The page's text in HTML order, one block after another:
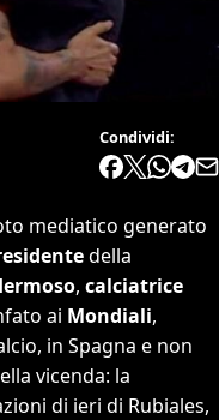
Condividi:
mediatico generato
della
, calciatrice
ai Mondiali,
in Spagna e non
vicenda: la
di ieri di Rubiales,